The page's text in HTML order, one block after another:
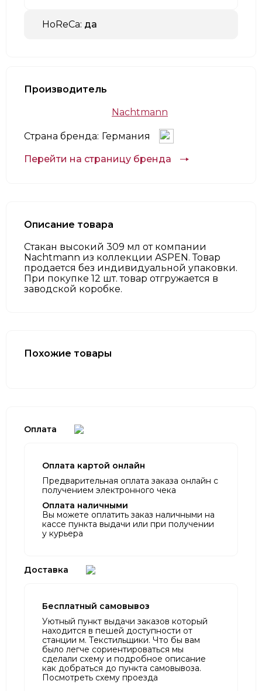
HoReCa: да
Производитель
Nachtmann
Страна бренда: Германия
Перейти на страницу бренда
Описание товара
Стакан высокий 309 мл от компании
Nachtmann из коллекции ASPEN. Товар
продается без индивидуальной упаковки.
При покупке 12 шт. товар отгружается в
заводской коробке.
Похожие товары
Оплата
Оплата картой онлайн
Предварительная оплата заказа онлайн с
получением электронного чека
Оплата наличными
Вы можете оплатить заказ наличными на
кассе пункта выдачи или при получении
у курьера
Доставка
Бесплатный самовывоз
Уютный пункт выдачи заказов который
находится в пешей доступности от
станции м. Текстильщики. Что бы вам
было легче сориентироваться мы
сделали схему и подробное описание
как добраться до пункта самовывоза.
Посмотреть схему проезда